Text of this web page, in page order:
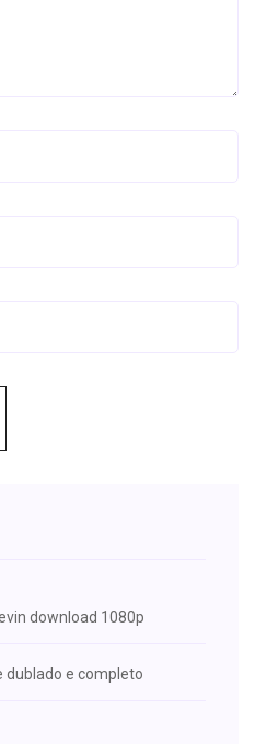
download 1080p
dublado e completo